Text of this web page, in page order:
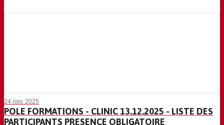
24 nov. 2025
POLE FORMATIONS - CLINIC 13.12.2025 - LISTE DES
PARTICIPANTS PRESENCE OBLIGATOIRE